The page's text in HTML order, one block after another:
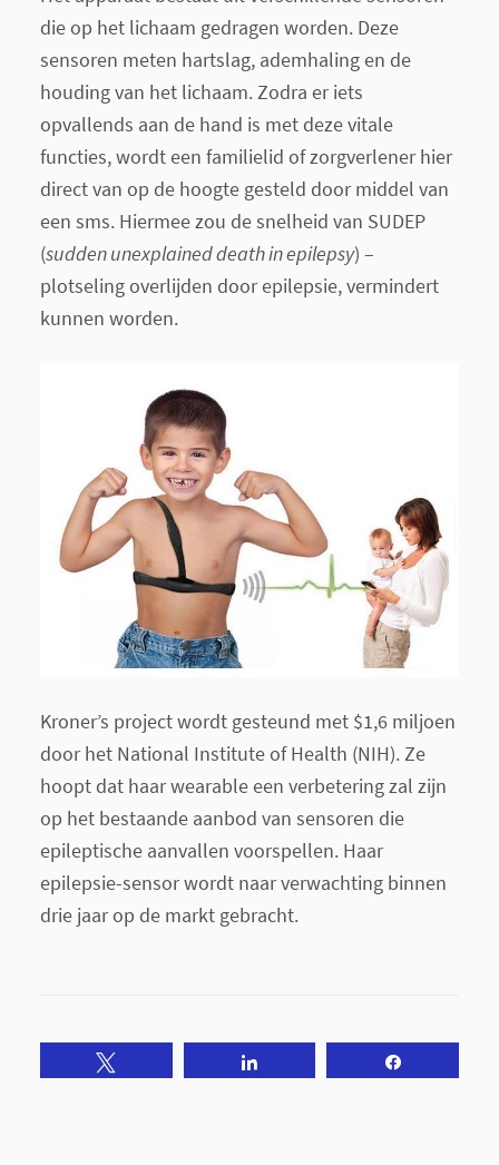
die op het lichaam gedragen worden. Deze
sensoren meten hartslag, ademhaling en de
houding van het lichaam. Zodra er iets
opvallends aan de hand is met deze vitale
functies, wordt een familielid of zorgverlener hier
direct van op de hoogte gesteld door middel van
een sms. Hiermee zou de snelheid van SUDEP
(sudden unexplained death in epilepsy) –
plotseling overlijden door epilepsie, vermindert
kunnen worden.
Kroner’s project wordt gesteund met $1,6 miljoen
door het National Institute of Health (NIH). Ze
hoopt dat haar wearable een verbetering zal zijn
op het bestaande aanbod van sensoren die
epileptische aanvallen voorspellen. Haar
epilepsie-sensor wordt naar verwachting binnen
drie jaar op de markt gebracht.